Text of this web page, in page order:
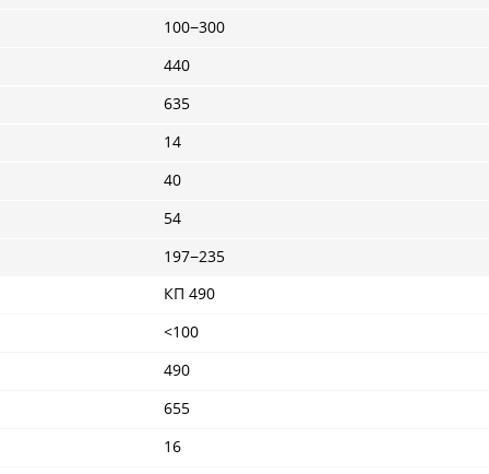
100−300
440
635
14
40
54
197−235
КП 490
<100
490
655
16